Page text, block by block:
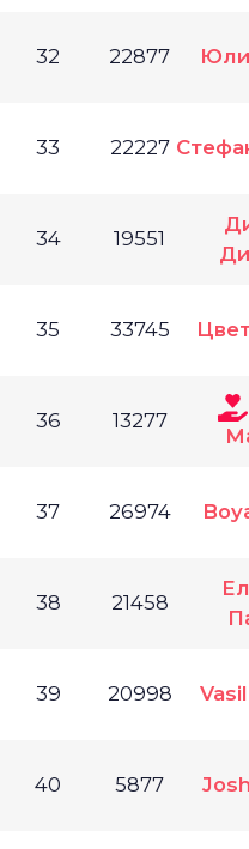
32 22877
33 22227
34 19551
35 33745
36 13277
37 26974
38 21458
39 20998
40 5877